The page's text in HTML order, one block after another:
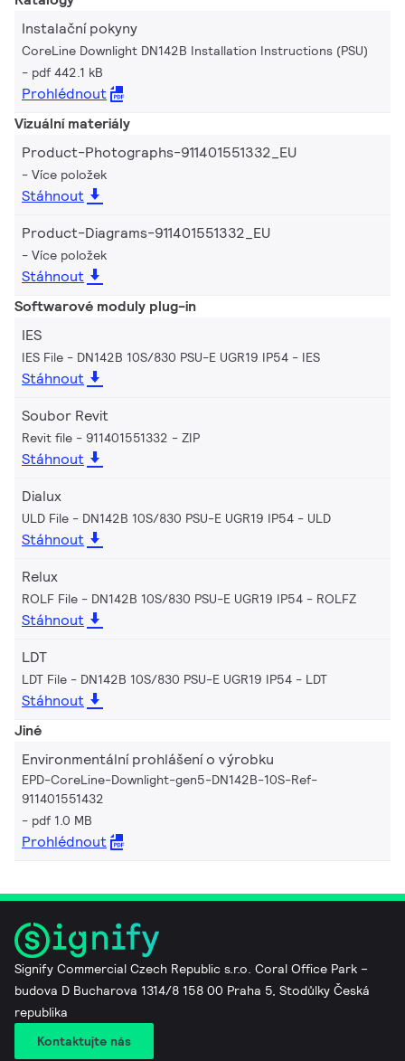
Instalační pokyny
CoreLine Downlight DN142B Installation Instructions (PSU)
pdf 442.1 kB
Prohlédnout
Vizuální materiály
Product-Photographs-911401551332_EU
Více položek
Stáhnout
Product-Diagrams-911401551332_EU
Více položek
Stáhnout
Softwarové moduly plug-in
IES
IES File - DN142B 10S/830 PSU-E UGR19 IP54 IES
Stáhnout
Soubor Revit
Revit file - 911401551332 ZIP
Stáhnout
Dialux
ULD File - DN142B 10S/830 PSU-E UGR19 IP54 ULD
Stáhnout
Relux
ROLF File - DN142B 10S/830 PSU-E UGR19 IP54 ROLFZ
Stáhnout
LDT
LDT File - DN142B 10S/830 PSU-E UGR19 IP54 LDT
Stáhnout
Jiné
Environmentální prohlášení o výrobku
EPD-CoreLine-Downlight-gen5-DN142B-10S-Ref-
911401551432
pdf 1.0 MB
Prohlédnout
Signify Commercial Czech Republic s.r.o. Coral Office Park –
budova D Bucharova 1314/8 158 00 Praha 5, Stodůlky Česká
republika
Kontaktujte nás